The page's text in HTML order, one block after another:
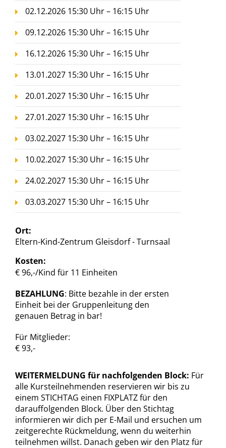
02.12.2026 15:30 Uhr – 16:15 Uhr
09.12.2026 15:30 Uhr – 16:15 Uhr
16.12.2026 15:30 Uhr – 16:15 Uhr
13.01.2027 15:30 Uhr – 16:15 Uhr
20.01.2027 15:30 Uhr – 16:15 Uhr
27.01.2027 15:30 Uhr – 16:15 Uhr
03.02.2027 15:30 Uhr – 16:15 Uhr
10.02.2027 15:30 Uhr – 16:15 Uhr
24.02.2027 15:30 Uhr – 16:15 Uhr
03.03.2027 15:30 Uhr – 16:15 Uhr
Ort:
Eltern-Kind-Zentrum Gleisdorf - Turnsaal
Kosten:
€ 96,-/Kind für 11 Einheiten
BEZAHLUNG: Bitte bezahle in der ersten
Einheit bei der Gruppenleitung den
genauen Betrag in bar!
Für Mitglieder:
€ 93,-
WEITERMELDUNG für nachfolgenden Block: Für
alle Kursteilnehmenden reservieren wir bis zu
einem STICHTAG einen FIXPLATZ für den
darauffolgenden Block. Über den Stichtag
informieren wir dich per E-Mail und ersuchen um
zeitgerechte Rückmeldung, wenn du weiterhin
teilnehmen willst. Danach geben wir den Platz für